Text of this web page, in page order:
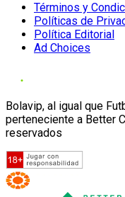
Términos y
Políticas de
Política Editorial
Ad Choices
Bolavip, al igual que
perteneciente a Better
reservados